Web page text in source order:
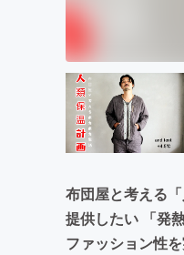
布団屋と考える
提供したい 「発
ファッション性